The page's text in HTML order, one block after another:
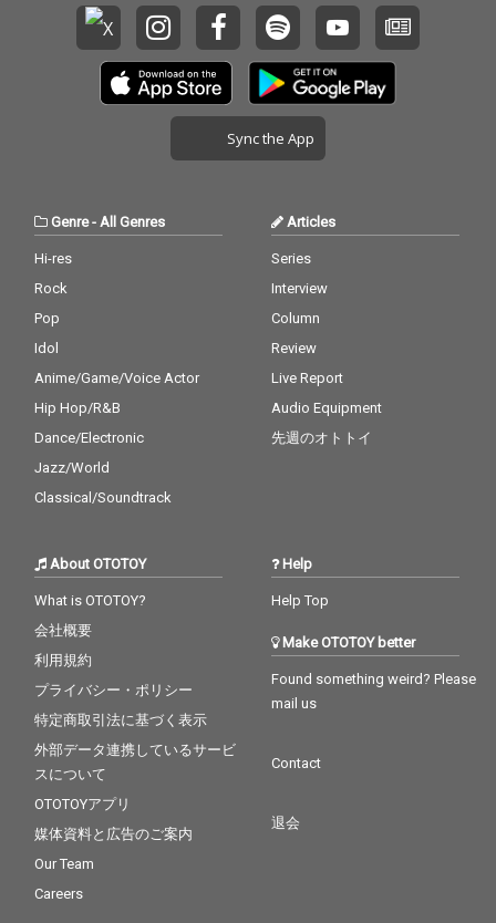
Sync the App
Genre- All Genres
Hi-res
Rock
Pop
Idol
Anime/Game/Voice Actor
Hip Hop/R&B
Dance/Electronic
Jazz/World
Classical/Soundtrack
Articles
Series
Interview
Column
Review
Live Report
Audio Equipment
先週のオトトイ
About OTOTOY
What is OTOTOY?
会社概要
利用規約
プライバシー・ポリシー
特定商取引法に基づく表示
外部データ連携しているサービ
スについて
OTOTOYアプリ
媒体資料と広告のご案内
Our Team
Careers
Help
Help Top
Make OTOTOY better
Found something weird? Please
mail us
Contact
退会